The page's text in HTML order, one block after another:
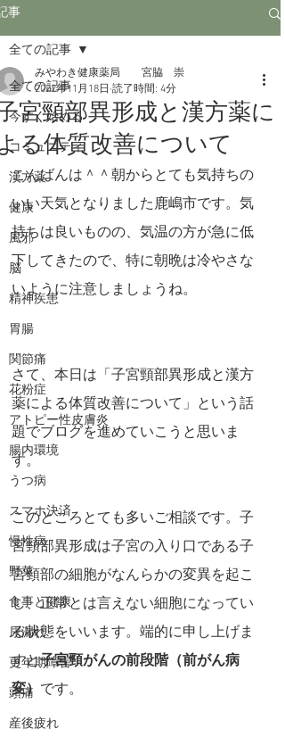
事
全ての記事
今すぐ始める
コミュニティ
漢方薬
健康
風邪
脳
精神疾患
胃腸
関節痛
花粉症
アトピー性皮膚炎
腸内環境
うつ病
スマホ決済
慢性病
野菜
食事と健康
尿漏れ
更年期障害
頭痛
産後疲れ
全ての記事
宮頸部異形成と漢方薬に
る体質改善について
みやわき健康薬局 宮脇 崇
2022年11月18日 読了時間: 4分
こんばんは＾＾朝からとても気持ちの
いい天気となりました鹿嶋市です。気
持ちは良いものの、気温の方が急に低
下してきたので、特に朝晩は冷やさな
いように注意しましょうね。
さて、本日は「子宮頸部異形成と漢方
薬による体質改善について」という話
題でブログを進めていこうと思いま
す。
このところとても多いご相談です。子
宮頸部異形成は子宮の入り口である子
宮頸部の細胞がなんらかの変異を起こ
し、正常とは言えない細胞になってい
る状態をいいます。端的に申し上げま
すと子宮頸がんの前段階（前がん病
変） です。